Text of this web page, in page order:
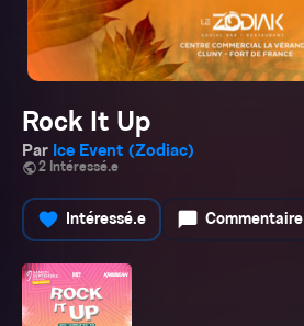
Rock It Up
Par Ice Event (Zodiac)
public2 Intéressé.e
favorite Intéressé.e chat_bubble Commentaire